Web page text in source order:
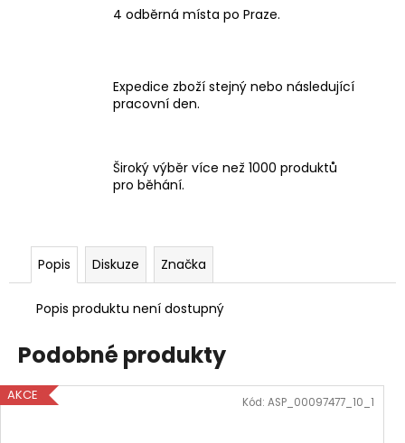
4 odběrná místa po Praze.
Expedice zboží stejný nebo následující
pracovní den.
Široký výběr více než 1000 produktů
pro běhání.
Popis Diskuze Značka
Popis produktu není dostupný
Podobné produkty
AKCE Kód: ASP_00097477_10_1